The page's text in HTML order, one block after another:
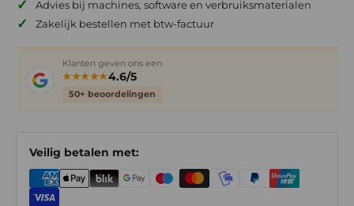
✓ Advies bij machines, software en verbruiksmaterialen
✓ Zakelijk bestellen met btw-factuur
Klanten geven ons een
★★★★★4.6/5
50+ beoordelingen
Veilig betalen met: